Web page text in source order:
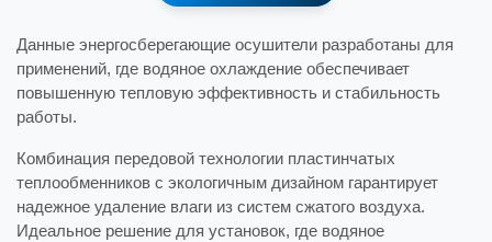
Данные энергосберегающие осушители разработаны для
применений, где водяное охлаждение обеспечивает
повышенную тепловую эффективность и стабильность
работы.
Комбинация передовой технологии пластинчатых
теплообменников с экологичным дизайном гарантирует
надежное удаление влаги из систем сжатого воздуха.
Идеальное решение для установок, где водяное